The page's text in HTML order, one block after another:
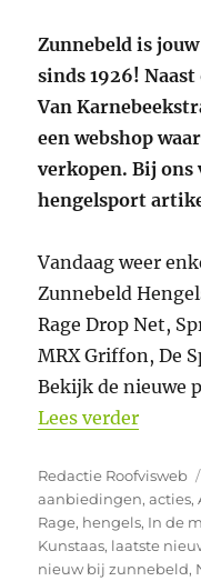
Zunnebeld is
sinds 1926!
Van
een webshop
verkopen. Bij ons
hengelsport
Vandaag weer
Zunnebeld
Rage Drop Net,
MRX Griffon, De
Bekijk de nieuwe
Lees verder
Auteur
Redactie Roofvisweb
aanbiedingen,acties,
Rage, hengels, In de
Kunstaas, laatste
nieuw bij zunnebeld,